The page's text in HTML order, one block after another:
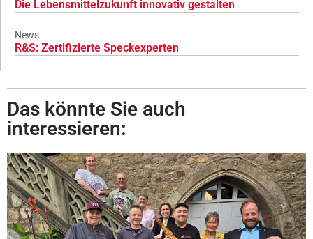
Die Lebensmittelzukunft innovativ gestalten
News
R&S: Zertifizierte Speckexperten
Das könnte Sie auch
interessieren: